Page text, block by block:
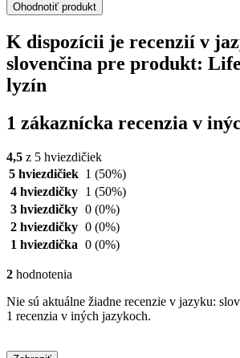
Ohodnotiť produkt
K dispozícii je recenzií v
slovenčina pre produkt:
lyzín
1 zákaznícka recenzia v
4,5 z 5 hviezdičiek
5 hviezdičiek 1 (50%)
4 hviezdičky
1 (50%)
3 hviezdičky 0 (0%)
2 hviezdičky 0 (0%)
1 hviezdička 0 (0%)
2 hodnotenia
Nie sú aktuálne žiadne recenzie v jazyku:
1 recenzia v iných jazykoch.